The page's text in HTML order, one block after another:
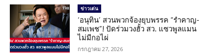
ข่าวเด่น
‘อนุทิน’ สวนพวกจ้องยุบพรรค “รำคาญ-
สมเพช”! ปัดร่วมวงฮั้ว สว. แซวพูลแมน
ไม่มีกอไผ่
กรกฎาคม 27, 2026